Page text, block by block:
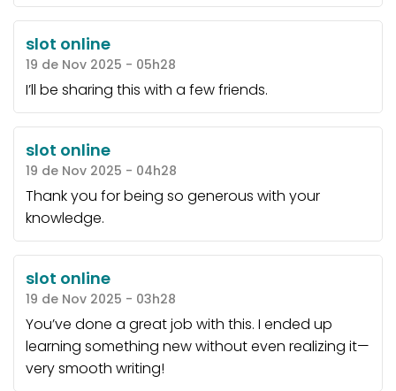
slot online
19 de Nov 2025 - 05h28
I’ll be sharing this with a few friends.
slot online
19 de Nov 2025 - 04h28
Thank you for being so generous with your
knowledge.
slot online
19 de Nov 2025 - 03h28
You’ve done a great job with this. I ended up
learning something new without even realizing it—
very smooth writing!